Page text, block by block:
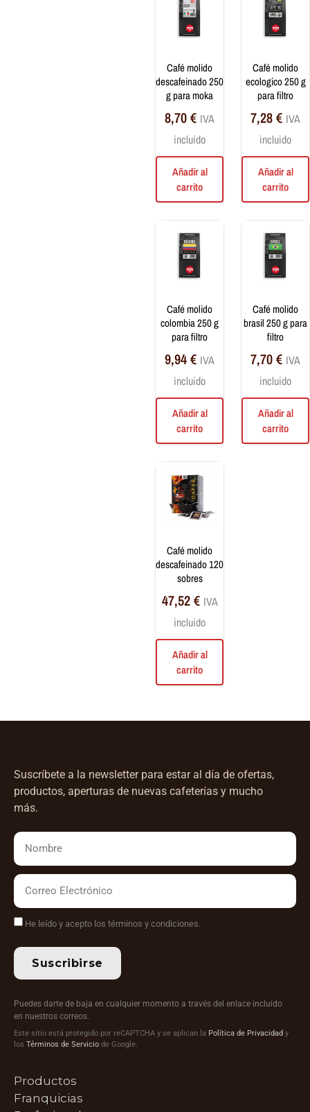
café molido
descafeinado 250
g para moka
8,70€ IVA
incluido
Añadir al
carrito
café molido
ecologico 250 g
para filtro
7,28€ IVA
incluido
Añadir al
carrito
café molido
colombia 250 g
para filtro
9,94€ IVA
incluido
Añadir al
carrito
café molido
brasil 250 g para
filtro
7,70€ IVA
incluido
Añadir al
carrito
café molido
descafeinado 120
sobres
47,52€ IVA
incluido
Añadir al
carrito
Suscríbete a la newsletter para estar al día de ofertas,
productos, aperturas de nuevas cafeterías y mucho
más.
He leído y acepto los términos y condiciones.
Suscribirse
Puedes darte de baja en cualquier momento a través del enlace incluido
en nuestros correos.
Este sitio está protegido por reCAPTCHA y se aplican la Política de Privacidad y
los Términos de Servicio de Google.
Productos
Franquicias